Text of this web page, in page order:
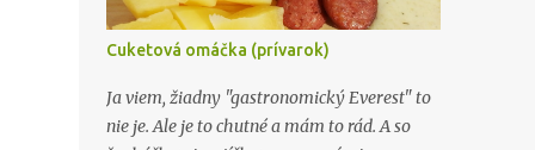
Cuketová omáčka (prívarok)
Ja viem, žiadny "gastronomický Everest" to
nie je. Ale je to chutné a mám to rád. A so